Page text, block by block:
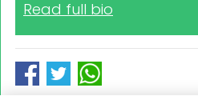
Read full bio